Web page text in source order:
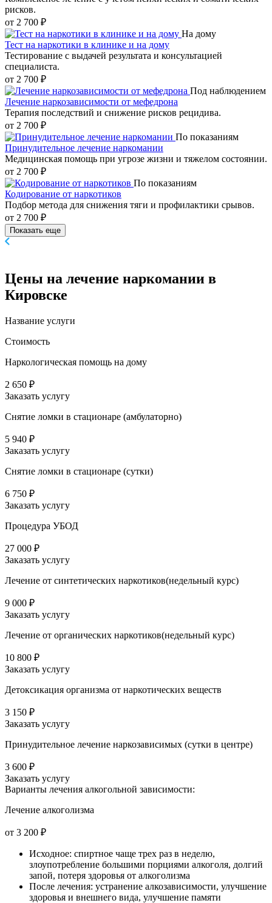
рисков.
от 2 700 ₽
На дому
Тест на наркотики в клинике и на дому
Тестирование с выдачей результата и консультацией
специалиста.
от 2 700 ₽
Под наблюдением
Лечение наркозависимости от мефедрона
Терапия последствий и снижение рисков рецидива.
от 2 700 ₽
По показаниям
Принудительное лечение наркомании
Медицинская помощь при угрозе жизни и тяжелом состоянии.
от 2 700 ₽
По показаниям
Кодирование от наркотиков
Подбор метода для снижения тяги и профилактики срывов.
от 2 700 ₽
Показать еще
Цены на лечение наркомании в
Кировске
Название услуги
Стоимость
Наркологическая помощь на дому
2 650 ₽
Заказать услугу
Снятие ломки в стационаре (амбулаторно)
5 940 ₽
Заказать услугу
Снятие ломки в стационаре (сутки)
6 750 ₽
Заказать услугу
Процедура УБОД
27 000 ₽
Заказать услугу
Лечение от синтетических наркотиков(недельный курс)
9 000 ₽
Заказать услугу
Лечение от органических наркотиков(недельный курс)
10 800 ₽
Заказать услугу
Детоксикация организма от наркотических веществ
3 150 ₽
Заказать услугу
Принудительное лечение наркозависимых (сутки в центре)
3 600 ₽
Заказать услугу
Варианты лечения алкогольной зависимости:
Лечение алкоголизма
от 3 200 ₽
Исходное: спиртное чаще трех раз в неделю,
злоупотребление большими порциями алкоголя, долгий
запой, потеря здоровья от алкоголизма
После лечения: устранение алкозависимости, улучшение
здоровья и внешнего вида, улучшение памяти